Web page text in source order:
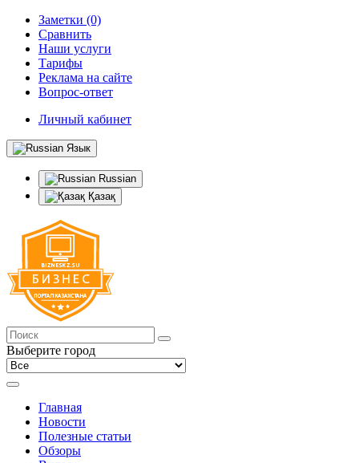
Заметки (0)
Сравнить
Наши услуги
Тарифы
Реклама на сайте
Вопрос-ответ
Личный кабинет
Язык
Russian
Қазақ
Выберите город
Главная
Новости
Полезные статьи
Обзоры